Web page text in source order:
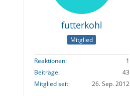
futterkohl
Mitglied
Reaktionen
1
Beiträge
43
Mitglied seit
26. Sep. 2012